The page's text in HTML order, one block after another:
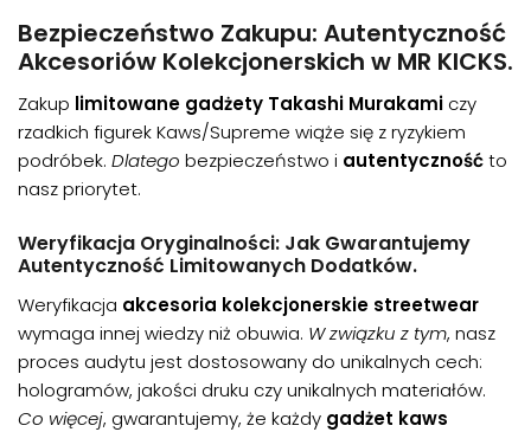
Bezpieczeństwo Zakupu: Autentyczność
Akcesoriów Kolekcjonerskich w MR KICKS.
Zakup limitowane gadżety Takashi Murakami czy
rzadkich figurek Kaws/Supreme wiąże się z ryzykiem
podróbek. Dlatego bezpieczeństwo i autentycznośćto
nasz priorytet.
Weryfikacja Oryginalności: Jak Gwarantujemy
Autentyczność Limitowanych Dodatków.
Weryfikacja akcesoria kolekcjonerskie streetwear
wymaga innej wiedzy niż obuwia. W związku z tym, nasz
proces audytu jest dostosowany do unikalnych cech:
hologramów, jakości druku czy unikalnych materiałów.
Co więcej, gwarantujemy, że każdy gadżet kaws